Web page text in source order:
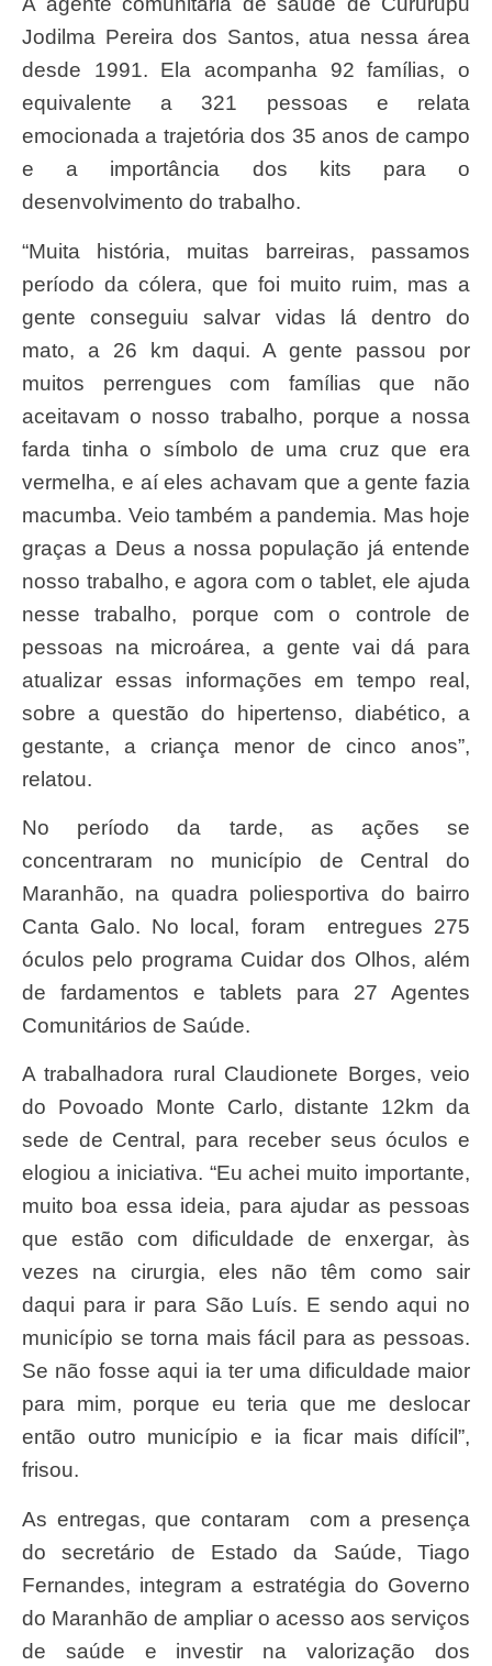
Jodilma Pereira dos Santos, atua nessa área
desde 1991. Ela acompanha 92 famílias, o
equivalente a 321 pessoas e relata
emocionada a trajetória dos 35 anos de campo
e a importância dos kits para o
desenvolvimento do trabalho.
“Muita história, muitas barreiras, passamos
período da cólera, que foi muito ruim, mas a
gente conseguiu salvar vidas lá dentro do
mato, a 26 km daqui. A gente passou por
muitos perrengues com famílias que não
aceitavam o nosso trabalho, porque a nossa
farda tinha o símbolo de uma cruz que era
vermelha, e aí eles achavam que a gente fazia
macumba. Veio também a pandemia. Mas hoje
graças a Deus a nossa população já entende
nosso trabalho, e agora com o tablet, ele ajuda
nesse trabalho, porque com o controle de
pessoas na microárea, a gente vai dá para
atualizar essas informações em tempo real,
sobre a questão do hipertenso, diabético, a
gestante, a criança menor de cinco anos”,
relatou.
No período da tarde, as ações se
concentraram no município de Central do
Maranhão, na quadra poliesportiva do bairro
Canta Galo. No local, foram entregues 275
óculos pelo programa Cuidar dos Olhos, além
de fardamentos e tablets para 27 Agentes
Comunitários de Saúde.
A trabalhadora rural Claudionete Borges, veio
do Povoado Monte Carlo, distante 12km da
sede de Central, para receber seus óculos e
elogiou a iniciativa. “Eu achei muito importante,
muito boa essa ideia, para ajudar as pessoas
que estão com dificuldade de enxergar, às
vezes na cirurgia, eles não têm como sair
daqui para ir para São Luís. E sendo aqui no
município se torna mais fácil para as pessoas.
Se não fosse aqui ia ter uma dificuldade maior
para mim, porque eu teria que me deslocar
então outro município e ia ficar mais difícil”,
frisou.
As entregas, que contaram com a presença
do secretário de Estado da Saúde, Tiago
Fernandes, integram a estratégia do Governo
do Maranhão de ampliar o acesso aos serviços
de saúde e investir na valorização dos